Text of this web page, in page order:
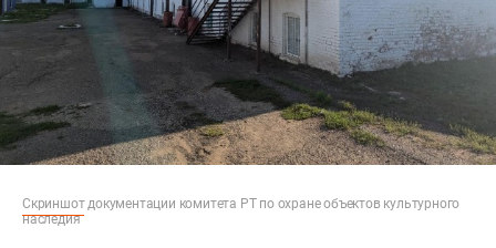
Скриншотдокументации комитета РТ по охране объектов культурного
наследия